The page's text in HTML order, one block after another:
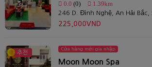
0.0 (0) 1.39km
225,000VND
추천
Cửa hàng mới gia nhập
Moon Moon Spa